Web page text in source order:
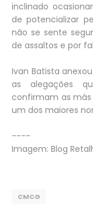
inclinado
de potencializar
não se sente
de assaltos e por
Ivan Batista
as alegações
confirmam as
um dos maiores
----
Imagem: Blog
CMCG